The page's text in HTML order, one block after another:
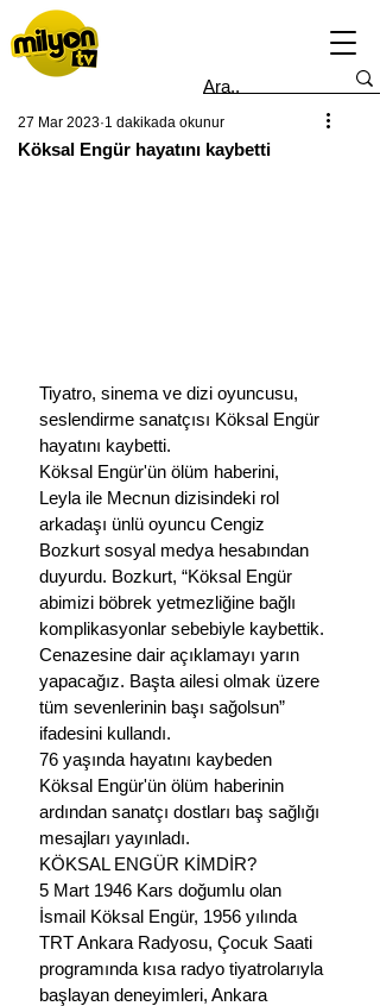
Köksal Engür hayatını kaybetti
27 Mar 2023 1 dakikada okunur
Tiyatro, sinema ve dizi oyuncusu,
seslendirme sanatçısı Köksal Engür
hayatını kaybetti.
Köksal Engür'ün ölüm haberini,
Leyla ile Mecnun dizisindeki rol
arkadaşı ünlü oyuncu Cengiz
Bozkurt sosyal medya hesabından
duyurdu. Bozkurt, “Köksal Engür
abimizi böbrek yetmezliğine bağlı
komplikasyonlar sebebiyle kaybettik.
Cenazesine dair açıklamayı yarın
yapacağız. Başta ailesi olmak üzere
tüm sevenlerinin başı sağolsun”
ifadesini kullandı.
76 yaşında hayatını kaybeden
Köksal Engür'ün ölüm haberinin
ardından sanatçı dostları baş sağlığı
mesajları yayınladı.
KÖKSAL ENGÜR KİMDİR?
5 Mart 1946 Kars doğumlu olan
İsmail Köksal Engür, 1956 yılında
TRT Ankara Radyosu, Çocuk Saati
programında kısa radyo tiyatrolarıyla
başlayan deneyimleri, Ankara